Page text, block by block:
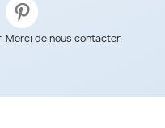
Merci de nous contacter.